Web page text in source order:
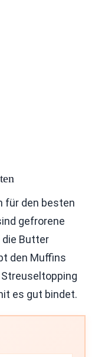
für den besten
gefrorene
die Butter
den Muffins
es gut bindet.